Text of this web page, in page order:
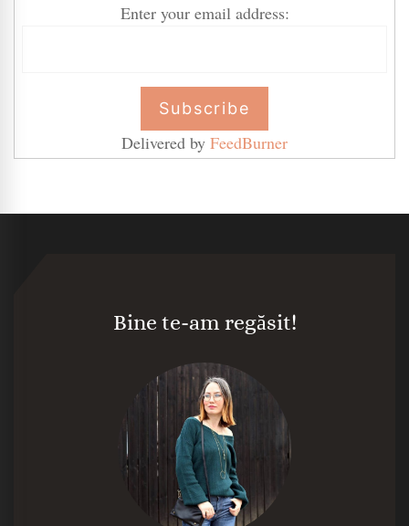
Enter your email address:
Delivered by FeedBurner
Bine te-am regăsit!